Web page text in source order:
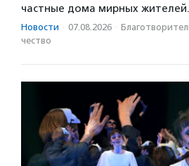
частные дома мирных жителей.
Новости · 07.08.2026 ·
чест­во